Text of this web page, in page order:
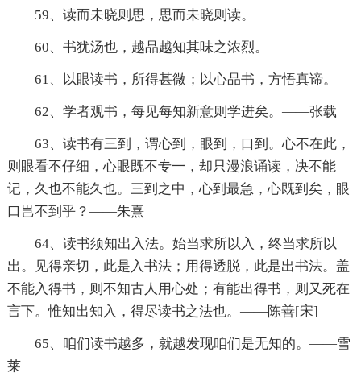
59、读而未晓则思，思而未晓则读。
60、书犹汤也，越品越知其味之浓烈。
61、以眼读书，所得甚微；以心品书，方悟真谛。
62、学者观书，每见每知新意则学进矣。——张载
63、读书有三到，谓心到，眼到，口到。心不在此，
则眼看不仔细，心眼既不专一，却只漫浪诵读，决不能
记，久也不能久也。三到之中，心到最急，心既到矣，眼
口岂不到乎？——朱熹
64、读书须知出入法。始当求所以入，终当求所以
出。见得亲切，此是入书法；用得透脱，此是出书法。盖
不能入得书，则不知古人用心处；有能出得书，则又死在
言下。惟知出知入，得尽读书之法也。——陈善[宋]
65、咱们读书越多，就越发现咱们是无知的。——雪
莱